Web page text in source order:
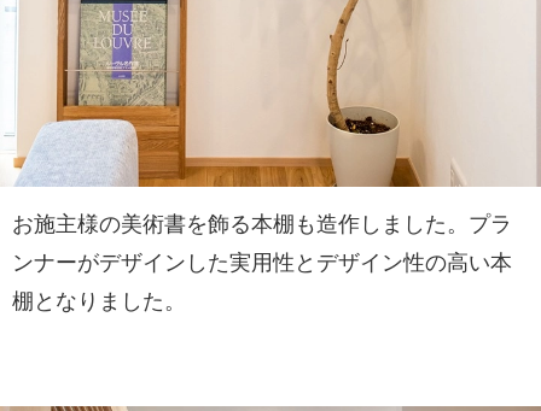
お施主様の美術書を飾る本棚も造作しました。プラ
ンナーがデザインした実用性とデザイン性の高い本
棚となりました。